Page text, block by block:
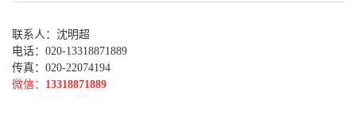
联系人：沈明超
电话：020-13318871889
传真：020-22074194
微信： 13318871889